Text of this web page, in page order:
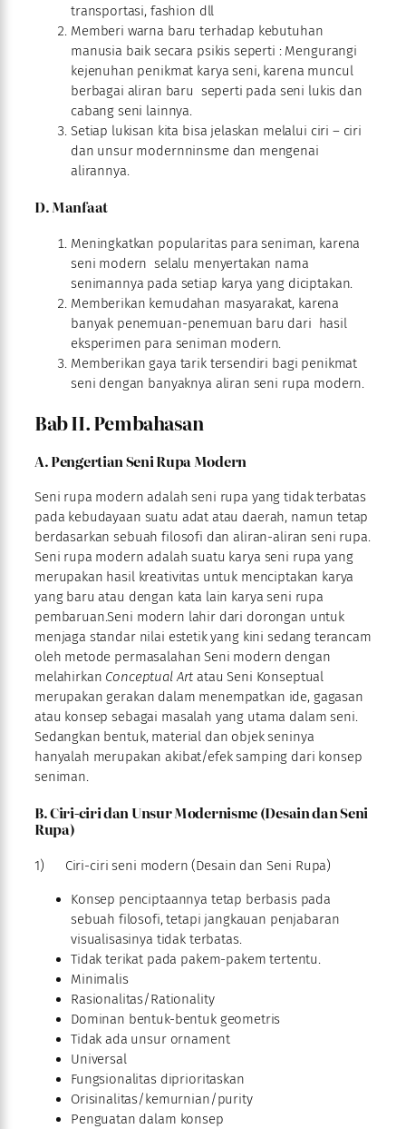
transportasi, fashion dll
Memberi warna baru terhadap kebutuhan
manusia baik secara psikis seperti : Mengurangi
kejenuhan penikmat karya seni, karena muncul
berbagai aliran baru seperti pada seni lukis dan
cabang seni lainnya.
Setiap lukisan kita bisa jelaskan melalui ciri – ciri
dan unsur modernninsme dan mengenai
alirannya.
D. Manfaat
Meningkatkan popularitas para seniman, karena
seni modern selalu menyertakan nama
senimannya pada setiap karya yang diciptakan.
Memberikan kemudahan masyarakat, karena
banyak penemuan-penemuan baru dari hasil
eksperimen para seniman modern.
Memberikan gaya tarik tersendiri bagi penikmat
seni dengan banyaknya aliran seni rupa modern.
Bab II. Pembahasan
A. Pengertian Seni Rupa Modern
Seni rupa modern adalah seni rupa yang tidak terbatas
pada kebudayaan suatu adat atau daerah, namun tetap
berdasarkan sebuah filosofi dan aliran-aliran seni rupa.
Seni rupa modern adalah suatu karya seni rupa yang
merupakan hasil kreativitas untuk menciptakan karya
yang baru atau dengan kata lain karya seni rupa
pembaruan.Seni modern lahir dari dorongan untuk
menjaga standar nilai estetik yang kini sedang terancam
oleh metode permasalahan Seni modern dengan
melahirkan Conceptual Art atau Seni Konseptual
merupakan gerakan dalam menempatkan ide, gagasan
atau konsep sebagai masalah yang utama dalam seni.
Sedangkan bentuk, material dan objek seninya
hanyalah merupakan akibat/efek samping dari konsep
seniman.
B. Ciri-ciri dan Unsur Modernisme (Desain dan Seni
Rupa)
1) Ciri-ciri seni modern (Desain dan Seni Rupa)
Konsep penciptaannya tetap berbasis pada
sebuah filosofi, tetapi jangkauan penjabaran
visualisasinya tidak terbatas.
Tidak terikat pada pakem-pakem tertentu.
Minimalis
Rasionalitas/Rationality
Dominan bentuk-bentuk geometris
Tidak ada unsur ornament
Universal
Fungsionalitas diprioritaskan
Orisinalitas/kemurnian/purity
Penguatan dalam konsep